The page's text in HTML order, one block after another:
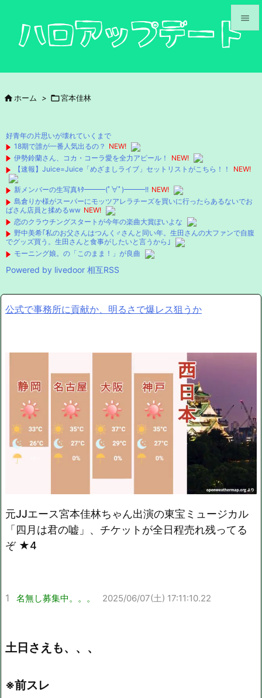



検索
 ホーム > 宮本佳林
好青年の片思いが壊れていくまで
18期で誰が一番人気出るの？ NEW!
伊勢鈴蘭さん、コカ・コーラ愛を全力アピール！
NEW!
【速報】Juice=Juice「めざましライブ」セットリストがこちら！！
NEW!
新メンバーの生写真ｷﾀ━━━(ﾟ∀ﾟ)━━━!! NEW!
島倉りか様がスーパーにモッツアレラチーズを買いに行ったらあるないでお
ばさん店員と揉めるww NEW!
恋のクラウチングスタートが今年の楽曲大賞ぽいよな
野中美希｢私のお父さんはつんく♂さんと同い年。生田さんの大ファンで自腹
でグッズ買う。生田さんと食事がしたいと言うから｣
モーニング娘。の「このまま！」が良曲
Powered by livedoor 相互RSS
公式で事務所に貢献か、明るさで爆レス狙うか
Mute
元JJエース宮本佳林ちゃん出演の東宝ミュージカル
「四月は君の嘘」、チケットが全日程売れ残ってる
ぞ ★4
1 名無し募集中。。。 2025/06/07(土) 17:11:10.22
土日さえも、、、
※前スレ